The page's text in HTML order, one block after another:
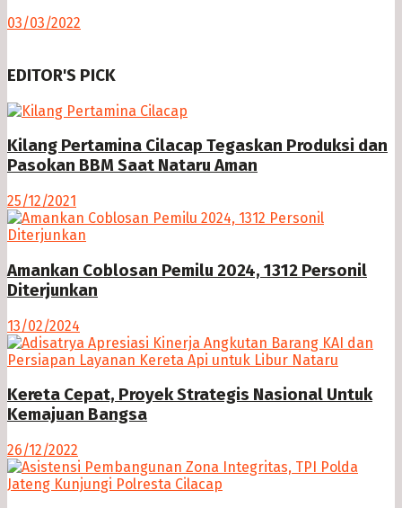
03/03/2022
EDITOR'S PICK
Kilang Pertamina Cilacap Tegaskan Produksi dan
Pasokan BBM Saat Nataru Aman
25/12/2021
Amankan Coblosan Pemilu 2024, 1312 Personil
Diterjunkan
13/02/2024
Kereta Cepat, Proyek Strategis Nasional Untuk
Kemajuan Bangsa
26/12/2022